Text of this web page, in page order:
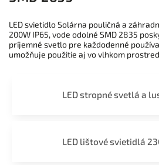
LED svietidlo Solárna pouličná a
200W IP65, vode odolné SMD 2835
príjemné svetlo pre každodenné
umožňuje použitie aj vo vlhkom
LED stropné svetlá a
LED lištové svietidlá